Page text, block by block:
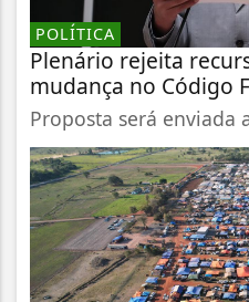
POLÍTICA
Plenário rejeita
mudança no Código
Proposta será enviada